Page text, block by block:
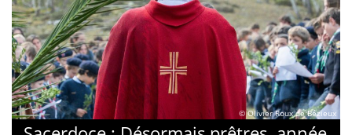
© Olivier Roux de Bézieux